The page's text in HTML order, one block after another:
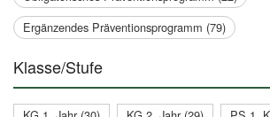
Ergänzendes Präventionsprogramm (79)
Klasse/Stufe